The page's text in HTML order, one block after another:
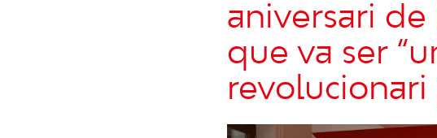
aniversari
que va ser
revolucionari